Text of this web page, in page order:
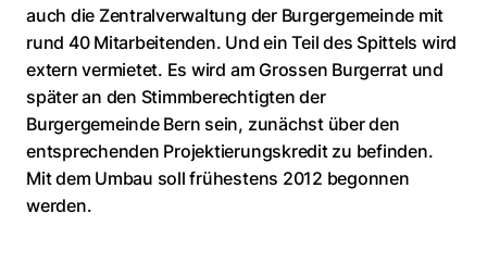
auch die Zentralverwaltung der Burgergemeinde mit
rund 40 Mitarbeitenden. Und ein Teil des Spittels wird
extern vermietet. Es wird am Grossen Burgerrat und
später an den Stimmberechtigten der
Burgergemeinde Bern sein, zunächst über den
entsprechenden Projektierungskredit zu befinden.
Mit dem Umbau soll frühestens 2012 begonnen
werden.